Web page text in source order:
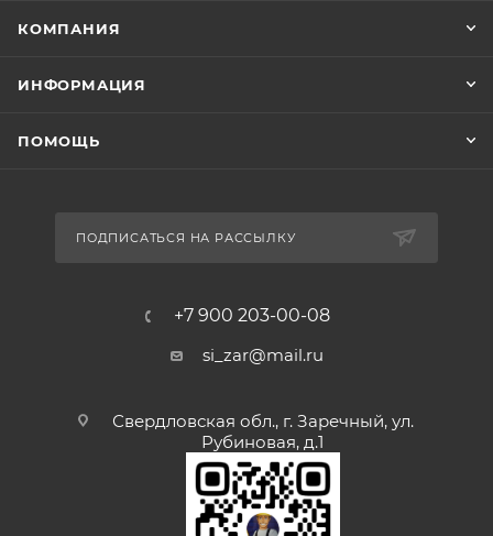
КОМПАНИЯ
ИНФОРМАЦИЯ
ПОМОЩЬ
ПОДПИСАТЬСЯ НА РАССЫЛКУ
+7 900 203-00-08
si_zar@mail.ru
Свердловская обл., г. Заречный, ул.
Рубиновая, д.1